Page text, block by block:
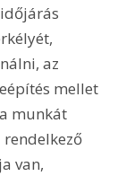
az
mellet
munkát
van,